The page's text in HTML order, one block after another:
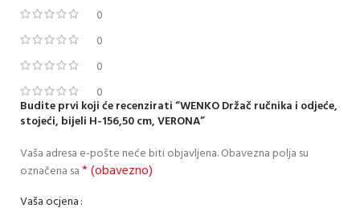
0
0
0
0
Budite prvi koji će recenzirati “WENKO Držač ručnika i odjeće,
stojeći, bijeli H-156,50 cm, VERONA”
Vaša adresa e-pošte neće biti objavljena.Obavezna polja su
označena sa* (obavezno)
Vaša ocjena